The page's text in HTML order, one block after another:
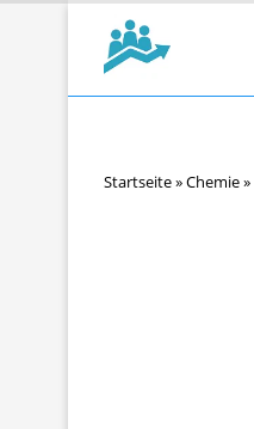
Startseite»Chemie»